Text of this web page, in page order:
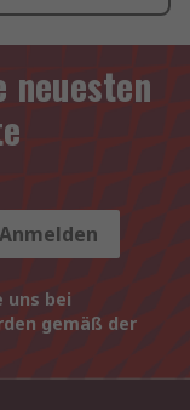
neuesten
Anmelden
uns bei
gemäß der